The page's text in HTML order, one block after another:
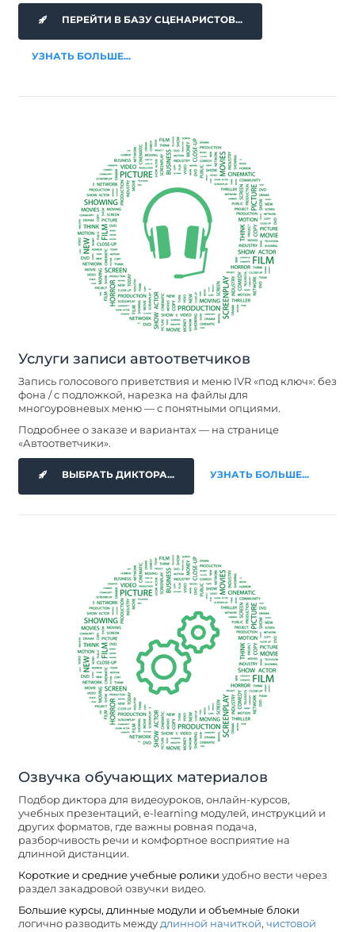
ПЕРЕЙТИ В БАЗУ СЦЕНАРИСТОВ...
УЗНАТЬ БОЛЬШЕ...
Услуги записи автоответчиков
Запись голосового приветствия и меню IVR «под ключ»: без
фона / с подложкой, нарезка на файлы для
многоуровневых меню — с понятными опциями.
Подробнее о заказе и вариантах — на странице
«Автоответчики».
ВЫБРАТЬ ДИКТОРА... УЗНАТЬ БОЛЬШЕ...
Озвучка обучающих материалов
Подбор диктора для видеоуроков, онлайн-курсов,
учебных презентаций, e-learning модулей, инструкций и
других форматов, где важны ровная подача,
разборчивость речи и комфортное восприятие на
длинной дистанции.
Короткие и средние учебные ролики удобно вести через
раздел закадровой озвучки видео.
Большие курсы, длинные модули и объемные блоки
логично разводить между длинной начиткой, чистовой